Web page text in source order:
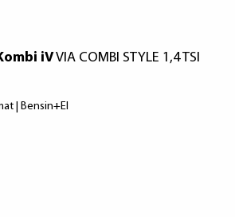
iVVIA COMBI STYLE 1,4 TSI
| Bensin+El